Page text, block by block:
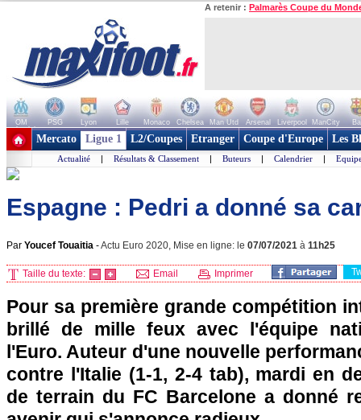
A retenir : Palmarès Coupe du
OM PSG Lyon Lille Monaco Chelsea Man Utd Arsenal Liverpool ManCity
+ de clubs
Mercato Ligue 1 L2/Coupes Etranger Coupe d'Europe Les
Actualité | Résultats & Classement | Buteurs | Calendrier |
Espagne : Pedri a donné sa
Par Youcef Touaitia -Actu Euro 2020, Mise en ligne: le 07/07/2021 à 11h25
Taille du texte: Email Imprimer
Pour sa première grande compétition
brillé de mille feux avec l'équipe
l'Euro. Auteur d'une nouvelle
contre l'Italie (1-1, 2-4 tab), mardi en
de terrain du FC Barcelone a donné